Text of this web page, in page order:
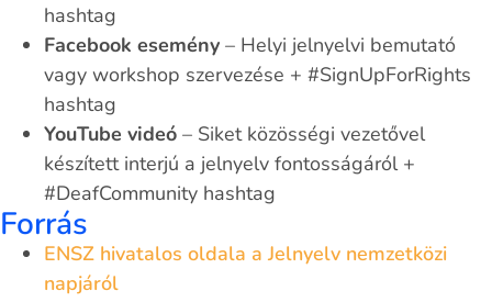
hashtag
Facebook esemény – Helyi jelnyelvi bemutató
vagy workshop szervezése + #SignUpForRights
hashtag
YouTube videó – Siket közösségi vezetővel
készített interjú a jelnyelv fontosságáról +
#DeafCommunity hashtag
Forrás
ENSZ hivatalos oldala a Jelnyelv nemzetközi
napjáról